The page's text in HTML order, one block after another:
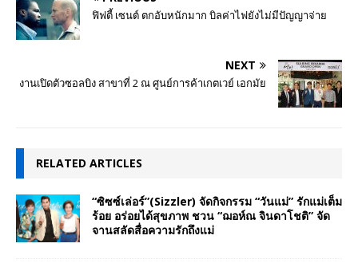
ฟิฟตี้ เซนต์ ตกอับหนักมาก บิลค่าไฟยังไม่มีปัญญาจ่าย
NEXT
งานเปิดตัวซอลบิง สาขาที่ 2 ณ ศูนย์การค้าเกตเวย์ เอกมัย
RELATED ARTICLES
“ซิซซ์เล่อร์”(Sizzler) จัดกิจกรรม “วันแม่” รักแม่เต็ม
ร้อย อร่อยได้สุขภาพ ชวน “ฌอห์ณ จินดาโชติ” จัด
จานสลัดสื่อความรักถึงแม่